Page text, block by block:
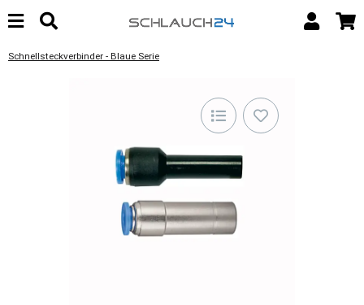
Schnellsteckverbinder - Blaue Serie